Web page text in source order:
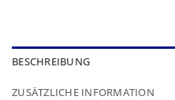
BESCHREIBUNG
ZUSÄTZLICHE INFORMATION